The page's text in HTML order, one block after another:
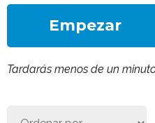
Empezar
Tardarás menos de un